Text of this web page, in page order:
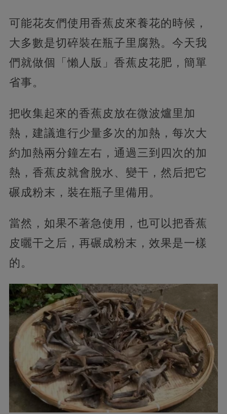
可能花友們使用香蕉皮來養花的時候，
大多數是切碎裝在瓶子里腐熟。今天我
們就做個「懶人版」香蕉皮花肥，簡單
省事。
把收集起來的香蕉皮放在微波爐里加
熱，建議進行少量多次的加熱，每次大
約加熱兩分鐘左右，通過三到四次的加
熱，香蕉皮就會脫水、變干，然后把它
碾成粉末，裝在瓶子里備用。
當然，如果不著急使用，也可以把香蕉
皮曬干之后，再碾成粉末，效果是一樣
的。